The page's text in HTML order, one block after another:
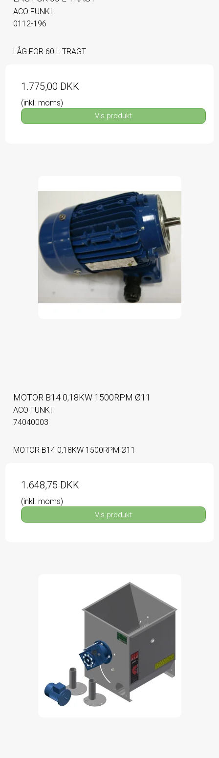
ACO FUNKI
0112-196
LÅG FOR 60 L TRAGT
1.775,00 DKK
(inkl. moms)
Vis produkt
MOTOR B14 0,18KW 1500RPM Ø11
ACO FUNKI
74040003
MOTOR B14 0,18KW 1500RPM Ø11
1.648,75 DKK
(inkl. moms)
Vis produkt